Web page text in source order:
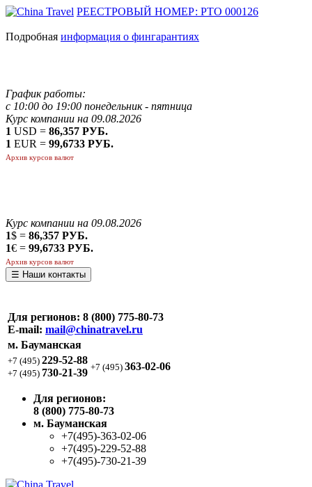
РЕЕСТРОВЫЙ НОМЕР: РТО 000126
Подробная информация о фингарантиях
График работы:
с 10:00 до 19:00 понедельник - пятница
Курс компании на 09.08.2026
1 USD = 86,357 РУБ.
1 EUR = 99,6733 РУБ.
Архив курсов валют
Курс компании на 09.08.2026
1$ = 86,357 РУБ.
1€ = 99,6733 РУБ.
Архив курсов валют
☰ Наши контакты
Для регионов: 8 (800) 775-80-73
E-mail: mail@chinatravel.ru
м. Бауманская
+7 (495) 229-52-88
+7 (495) 730-21-39 +7 (495) 363-02-06
Для регионов:
8 (800) 775-80-73
м. Бауманская
+7(495)-363-02-06
+7(495)-229-52-88
+7(495)-730-21-39